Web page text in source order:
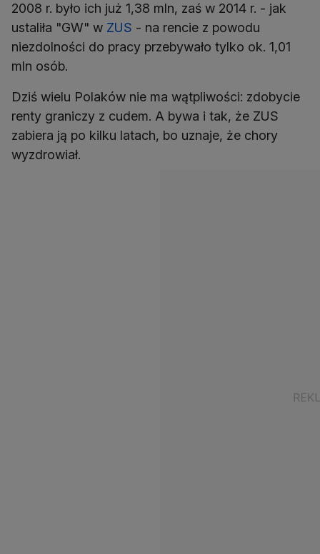
2008 r. było ich już 1,38 mln, zaś w 2014 r. - jak
ustaliła "GW" w ZUS - na rencie z powodu
niezdolności do pracy przebywało tylko ok. 1,01
mln osób.
Dziś wielu Polaków nie ma wątpliwości: zdobycie
renty graniczy z cudem. A bywa i tak, że ZUS
zabiera ją po kilku latach, bo uznaje, że chory
wyzdrowiał.